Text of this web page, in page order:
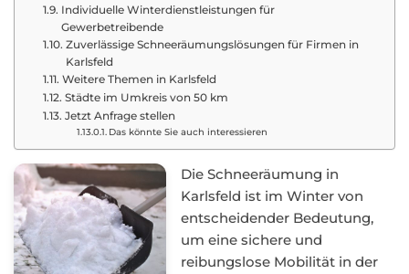
Individuelle Winterdienstleistungen für
Gewerbetreibende
Zuverlässige Schneeräumungslösungen für Firmen in
Karlsfeld
Weitere Themen in Karlsfeld
Städte im Umkreis von 50 km
Jetzt Anfrage stellen
Das könnte Sie auch interessieren
Die Schneeräumung in
Karlsfeld ist im Winter von
entscheidender Bedeutung,
um eine sichere und
reibungslose Mobilität in der